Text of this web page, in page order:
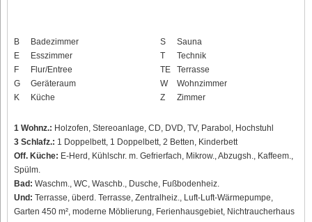
B
Badezimmer
E
Esszimmer
F
Flur/Entree
G
Geräteraum
K
Küche
S
Sauna
T
Technik
TE
Terrasse
W
Wohnzimmer
Z
Zimmer
1 Wohnz.: Holzofen, Stereoanlage, CD, DVD, TV, Parabol, Hochstuhl
3 Schlafz.: 1 Doppelbett, 1 Doppelbett, 2 Betten, Kinderbett
Off. Küche: E-Herd, Kühlschr. m. Gefrierfach, Mikrow., Abzugsh., Kaffeem.,
Spülm.
Bad: Waschm., WC, Waschb., Dusche, Fußbodenheiz.
Und: Terrasse, überd. Terrasse, Zentralheiz., Luft-Luft-Wärmepumpe,
Garten 450 m², moderne Möblierung, Ferienhausgebiet, Nichtraucherhaus